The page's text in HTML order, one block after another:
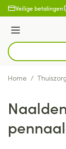
Ga naar de inhoud
Veilige betalingen
Menu
Product, merk,
Home /